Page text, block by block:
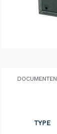
DOCUMENTEN
TYPE